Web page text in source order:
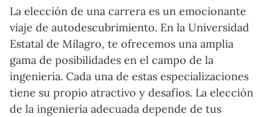
La elección de una carrera es un emocionante
viaje de autodescubrimiento. En la Universidad
Estatal de Milagro, te ofrecemos una amplia
gama de posibilidades en el campo de la
ingeniería. Cada una de estas especializaciones
tiene su propio atractivo y desafíos. La elección
de la ingeniería adecuada depende de tus